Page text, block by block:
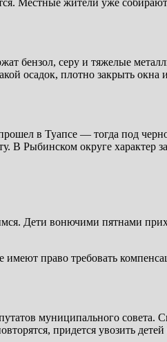
бензол, серу и тяжелые
осадок, плотно закрыть окна
в Туапсе — тогда под
В Рыбинском округе
Дети вонючими пятнами
имеют право требовать
муниципального совета.
придется увозить